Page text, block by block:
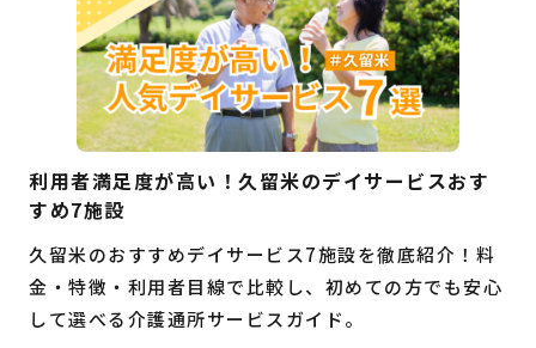
利用者満足度が高い！久留米のデイサービスおす
すめ7施設
久留米のおすすめデイサービス7施設を徹底紹介！料
金・特徴・利用者目線で比較し、初めての方でも安心
して選べる介護通所サービスガイド。